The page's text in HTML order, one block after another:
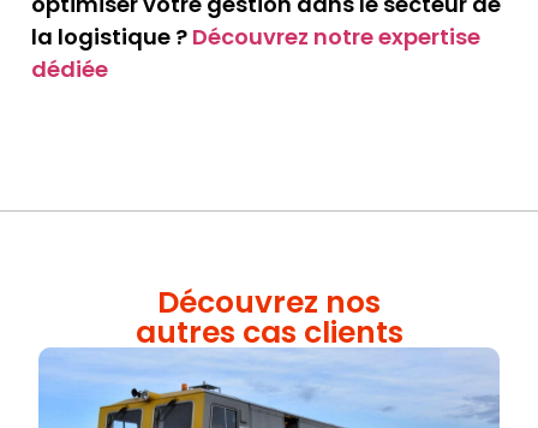
la logistique ? Découvrez notre expertise
dédiée
Découvrez nos
autres cas clients